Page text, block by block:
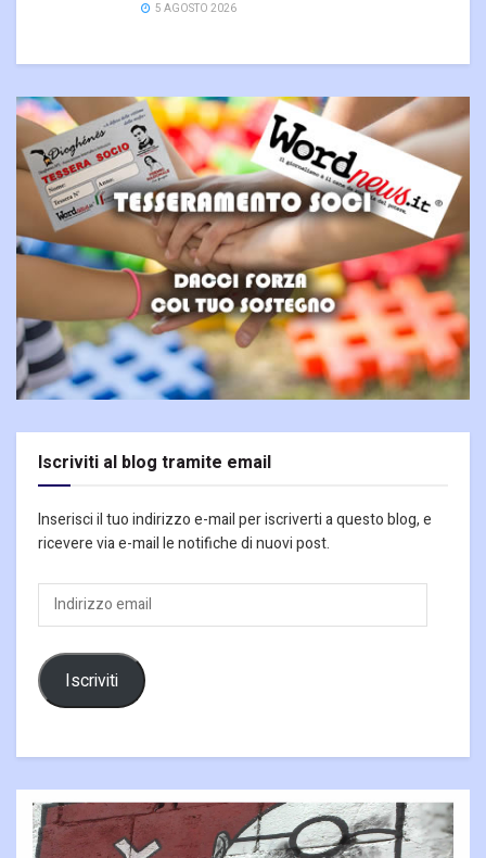
5 AGOSTO 2026
Iscriviti al blog tramite email
Inserisci il tuo indirizzo e-mail per iscriverti a questo blog, e
ricevere via e-mail le notifiche di nuovi post.
Indirizzo
email
Iscriviti